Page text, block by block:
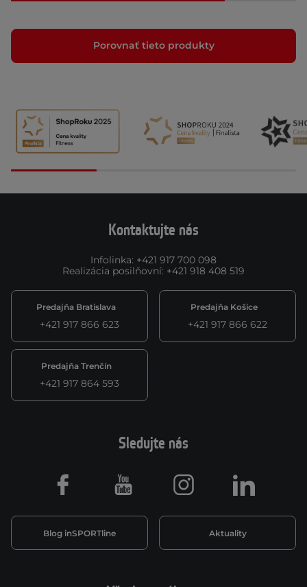
Porovnať tieto produkty
Kontaktujte nás
Infolinka: +421 917 700 098
Realizácia posilňovní: +421 918 408 519
Predajňa Bratislava
+421 917 866 623
Predajňa Košice
+421 917 866 622
Predajňa Trenčín
+421 917 864 593
Sledujte nás
Blog inSPORTline Aktuality
Facebook Youtube Instagram LinkedIn